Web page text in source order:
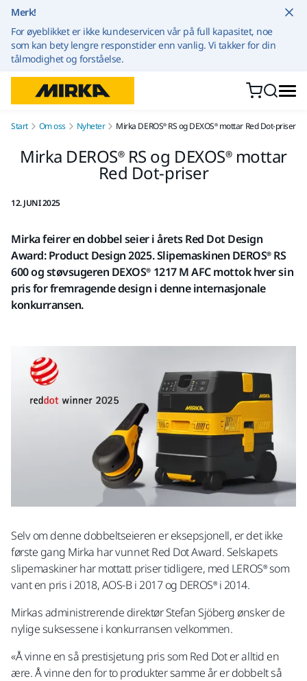
Merk!
For øyeblikket er ikke kundeservicen vår på full kapasitet, noe
som kan bety lengre responstider enn vanlig. Vi takker for din
tålmodighet og forståelse.
Start Om oss Nyheter Mirka DEROS® RS og DEXOS® mottar Red Dot-priser
Mirka DEROS® RS og DEXOS® mottar
Red Dot-priser
12. JUNI 2025
Mirka feirer en dobbel seier i årets Red Dot Design
Award: Product Design 2025. Slipemaskinen DEROS® RS
600 og støvsugeren DEXOS® 1217 M AFC mottok hver sin
pris for fremragende design i denne internasjonale
konkurransen.
Selv om denne dobbeltseieren er eksepsjonell, er det ikke
første gang Mirka har vunnet Red Dot Award. Selskapets
slipemaskiner har mottatt priser tidligere, med LEROS® som
vant en pris i 2018, AOS-B i 2017 og DEROS® i 2014.
Mirkas administrerende direktør Stefan Sjöberg ønsker de
nylige suksessene i konkurransen velkommen.
«Å vinne en så prestisjetung pris som Red Dot er alltid en
ære. Å vinne den for to produkter samme år er dobbelt så